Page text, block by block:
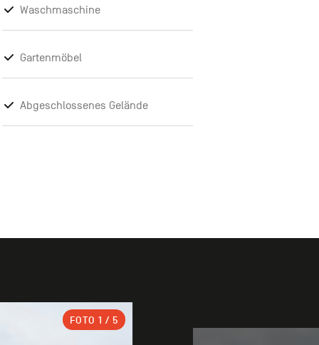
Waschmaschine
Gartenmöbel
Abgeschlossenes Gelände
FOTO 1 / 5